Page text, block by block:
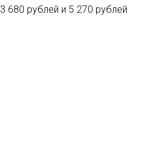
рублей и 5 270 рублей